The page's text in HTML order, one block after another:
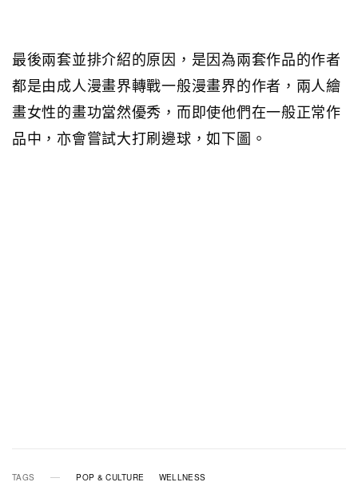
最後兩套並排介紹的原因，是因為兩套作品的作者
都是由成人漫畫界轉戰一般漫畫界的作者，兩人繪
畫女性的畫功當然優秀，而即使他們在一般正常作
品中，亦會嘗試大打刷邊球，如下圖。
TAGS POP & CULTURE WELLNESS